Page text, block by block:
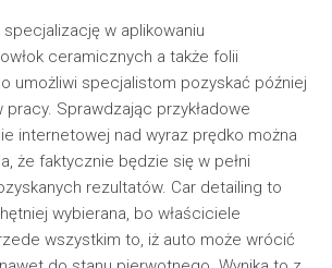
w aplikowaniu
ceramicznych a także folii
umożliwi specjalistom pozyskać później
Sprawdzając przykładowe
internetowej nad wyraz prędko można
że faktycznie będzie się w pełni
rezultatów. Car detailing to
wybierana, bo właściciele
wszystkim to, iż auto może wrócić